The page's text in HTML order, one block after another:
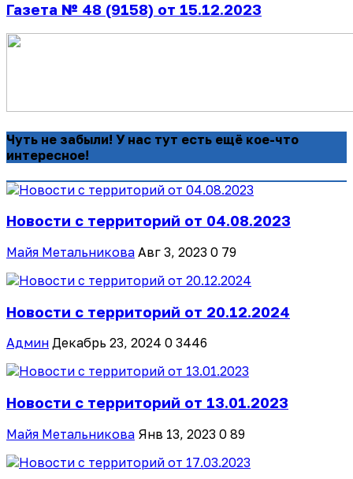
Газета № 48 (9158) от 15.12.2023
Чуть не забыли! У нас тут есть ещё кое-что
интересное!
Новости с территорий от 04.08.2023
Майя Метальникова Авг 3, 2023 0 79
Новости с территорий от 20.12.2024
Админ Декабрь 23, 2024 0 3446
Новости с территорий от 13.01.2023
Майя Метальникова Янв 13, 2023 0 89